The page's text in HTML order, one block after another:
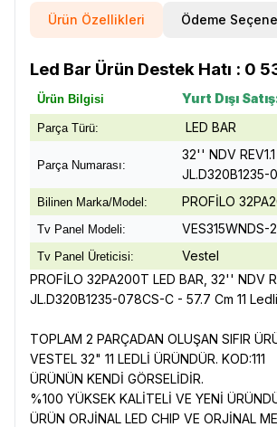
Ürün Özellikleri Ödeme
Led Bar Ürün Destek Hatı : 0
Ürün Bilgisi Yurt Dışı
Parça Türü: LED BAR
Parça Numarası:
32'' NDV
JL.D320B1235-
Bilinen Marka/Model: PROFİLO
Tv Panel Modeli: VES315WNDS-
Tv Panel Üreticisi:
Vestel
PROFİLO 32PA200T LED BAR, 32'' NDV
JL.D320B1235-078CS-C - 57.7 Cm 11 Ledli
TOPLAM 2 PARÇADAN OLUŞAN SIFIR
VESTEL 32" 11 LEDLİ ÜRÜNDÜR. KOD:111
ÜRÜNÜN KENDİ GÖRSELİDİR.
%100 YÜKSEK KALİTELİ VE YENİ
ÜRÜN ORJİNAL LED CHIP VE ORJİNAL